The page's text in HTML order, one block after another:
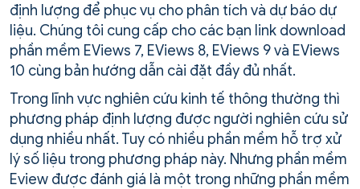
định lượng để phục vụ cho phân tích và dự báo dự
liệu. Chúng tôi cung cấp cho các bạn link download
phần mềm EViews 7, EViews 8, EViews 9 và EViews
10 cùng bản hướng dẫn cài đặt đầy đủ nhất.
Trong lĩnh vực nghiên cứu kinh tế thông thường thì
phương pháp định lượng được người nghiên cứu sử
dụng nhiều nhất. Tuy có nhiều phần mềm hỗ trợ xử
lý số liệu trong phương pháp này. Nhưng phần mềm
Eview được đánh giá là một trong những phần mềm